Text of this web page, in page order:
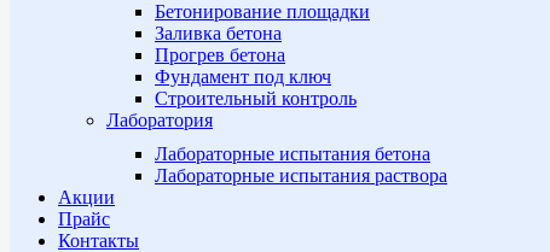
Бетонирование площадки
Заливка бетона
Прогрев бетона
Фундамент под ключ
Строительный контроль
Лаборатория
Лабораторные испытания бетона
Лабораторные испытания раствора
Акции
Прайс
Контакты